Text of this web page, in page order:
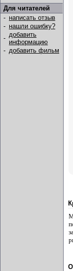
Для читателей
- написать отзыв
- нашли ошибку?
- добавить
информацию
- добавить фильм